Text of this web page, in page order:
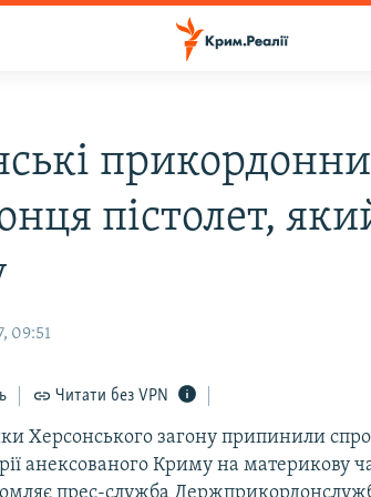
пістолет,
09:51
Читати без VPN
Херсонського загону припинили
анексованого Криму на материкову